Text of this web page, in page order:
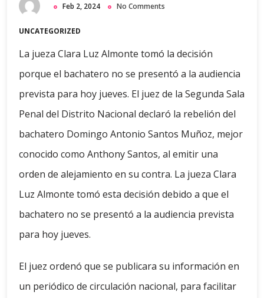
Feb 2, 2024 No Comments
UNCATEGORIZED
La jueza Clara Luz Almonte tomó la decisión
porque el bachatero no se presentó a la audiencia
prevista para hoy jueves. El juez de la Segunda Sala
Penal del Distrito Nacional declaró la rebelión del
bachatero Domingo Antonio Santos Muñoz, mejor
conocido como Anthony Santos, al emitir una
orden de alejamiento en su contra. La jueza Clara
Luz Almonte tomó esta decisión debido a que el
bachatero no se presentó a la audiencia prevista
para hoy jueves.
El juez ordenó que se publicara su información en
un periódico de circulación nacional, para facilitar